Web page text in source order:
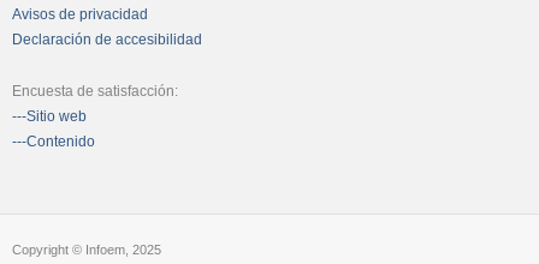
Avisos de privacidad
Declaración de accesibilidad
Encuesta de satisfacción:
---Sitio web
---Contenido
Copyright © Infoem, 2025